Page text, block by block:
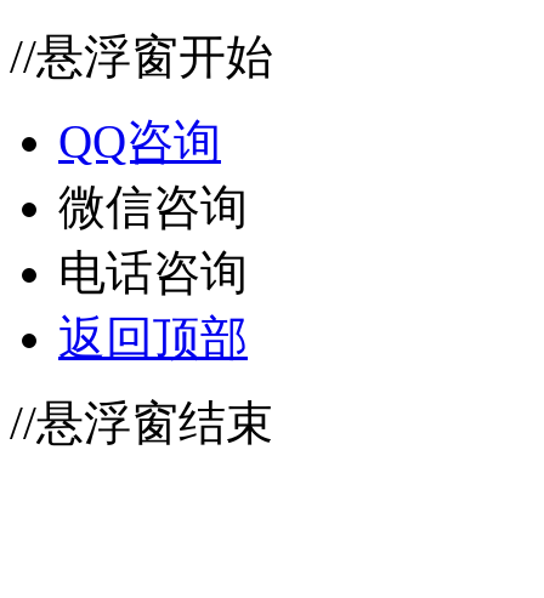
//悬浮窗开始
QQ咨询
微信咨询
电话咨询
返回顶部
//悬浮窗结束